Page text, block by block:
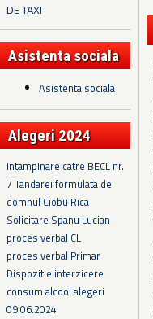
DE TAXI
Asistenta sociala
Asistenta sociala
Alegeri 2024
Intampinare catre BECL nr.
7 Tandarei formulata de
domnul Ciobu Rica
Solicitare Spanu Lucian
proces verbal CL
proces verbal Primar
Dispozitie interzicere
consum alcool alegeri
09.06.2024